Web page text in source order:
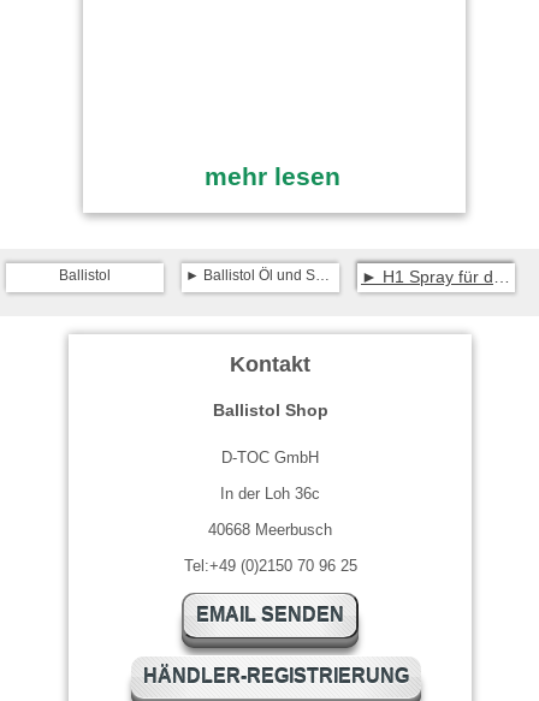
mehr lesen
Ballistol Ballistol Öl und Spray H1 Spray für den Lebensmittel-Bereich
Kontakt
Ballistol Shop
D-TOC GmbH
In der Loh 36c
40668 Meerbusch
Tel:+49 (0)2150 70 96 25
EMAIL SENDEN
HÄNDLER-REGISTRIERUNG